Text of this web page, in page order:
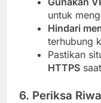
untuk
Hindari
terhubung
Pastikan
HTTPS
6. Periksa